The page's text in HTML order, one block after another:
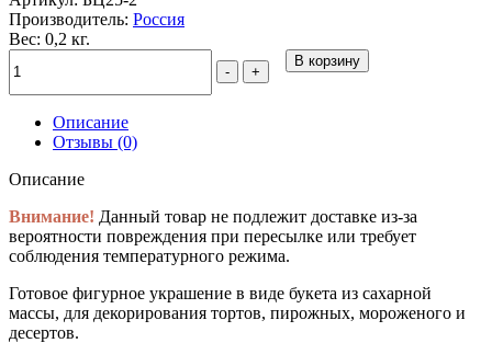
Производитель: Россия
Вес: 0,2 кг.
- +
В корзину
Описание
Отзывы (0)
Описание
Внимание! Данный товар не подлежит доставке из-за
вероятности повреждения при пересылке или требует
соблюдения температурного режима.
Готовое фигурное украшение в виде букета из сахарной
массы, для декорирования тортов, пирожных, мороженого и
десертов.